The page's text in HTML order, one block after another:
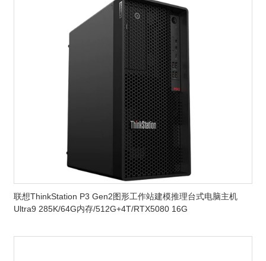
联想ThinkStation P3 Gen2图形工作站建模推理台式电脑主机
Ultra9 285K/64G内存/512G+4T/RTX5080 16G